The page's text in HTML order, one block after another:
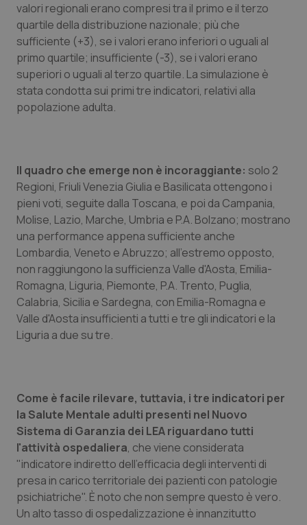
Psoriasi & pelle
Quotidiano Cardiologia
Quotidiano Chirurgia
Quotidiano Pediatria
Rene & patologie urogenitali
Salute orale & impianti
Sangue & coagulazione
Tiroide
Tumore al seno
Tumori del Polmone & Testa Collo
Tumori gastrointestinali
Ulcera & Reflusso
Vaccini
valori regionali erano compresi tra il primo e il terzo
quartile della distribuzione nazionale; più che
sufficiente (+3), se i valori erano inferiori o uguali al
primo quartile; insufficiente (-3), se i valori erano
superiori o uguali al terzo quartile. La simulazione è
stata condotta sui primi tre indicatori, relativi alla
popolazione adulta.
Il quadro che emerge non è incoraggiante: solo 2
Regioni, Friuli Venezia Giulia e Basilicata ottengono i
pieni voti, seguite dalla Toscana, e poi da Campania,
Molise, Lazio, Marche, Umbria e P.A. Bolzano; mostrano
una performance appena sufficiente anche
Lombardia, Veneto e Abruzzo; all'estremo opposto,
non raggiungono la sufficienza Valle d'Aosta, Emilia-
Romagna, Liguria, Piemonte, P.A. Trento, Puglia,
Calabria, Sicilia e Sardegna, con Emilia-Romagna e
Valle d'Aosta insufficienti a tutti e tre gli indicatori e la
Liguria a due su tre.
Come è facile rilevare, tuttavia, i tre indicatori per
la Salute Mentale adulti presenti nel Nuovo
Sistema di Garanzia dei LEA riguardano tutti
l'attività ospedaliera, che viene considerata
"indicatore indiretto dell'efficacia degli interventi di
presa in carico territoriale dei pazienti con patologie
psichiatriche". È noto che non sempre questo è vero.
Un alto tasso di ospedalizzazione è innanzitutto